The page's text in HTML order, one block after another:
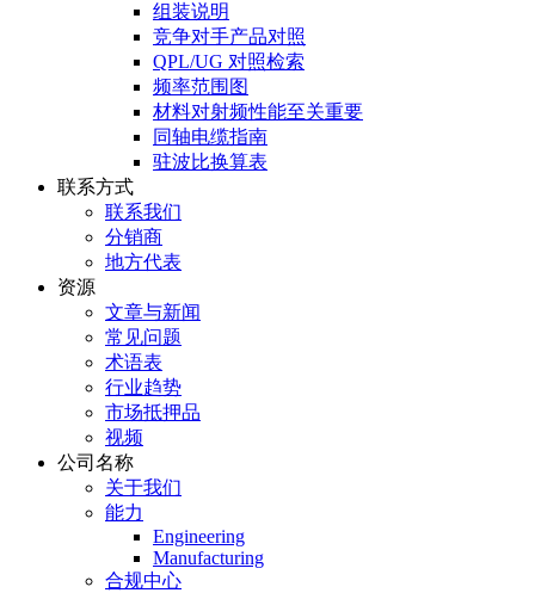
组装说明
竞争对手产品对照
QPL/UG 对照检索
频率范围图
材料对射频性能至关重要
同轴电缆指南
驻波比换算表
联系方式
联系我们
分销商
地方代表
资源
文章与新闻
常见问题
术语表
行业趋势
市场抵押品
视频
公司名称
关于我们
能力
Engineering
Manufacturing
合规中心